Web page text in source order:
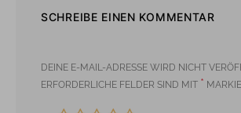
SCHREIBE EINEN KOMMENTAR
DEINE E-MAIL-ADRESSE WIRD NICHT
ERFORDERLICHE FELDER SIND MIT *